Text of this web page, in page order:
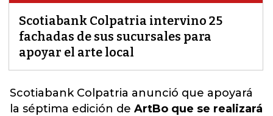
Scotiabank Colpatria intervino 25
fachadas de sus sucursales para
apoyar el arte local
Scotiabank Colpatria anunció que apoyará
la séptima edición de ArtBo que se realizará